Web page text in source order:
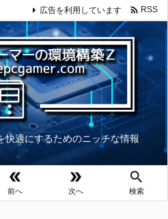
快適にするためのニッチな情報

前へ

次へ

検索
広告を利用しています  RSS